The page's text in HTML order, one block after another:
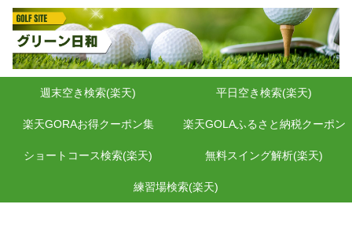
週末空き検索(楽天) 平日空き検索(楽天)
楽天GORAお得クーポン集 楽天GOLAふるさと納税クーポン
ショートコース検索(楽天) 無料スイング解析(楽天)
練習場検索(楽天)